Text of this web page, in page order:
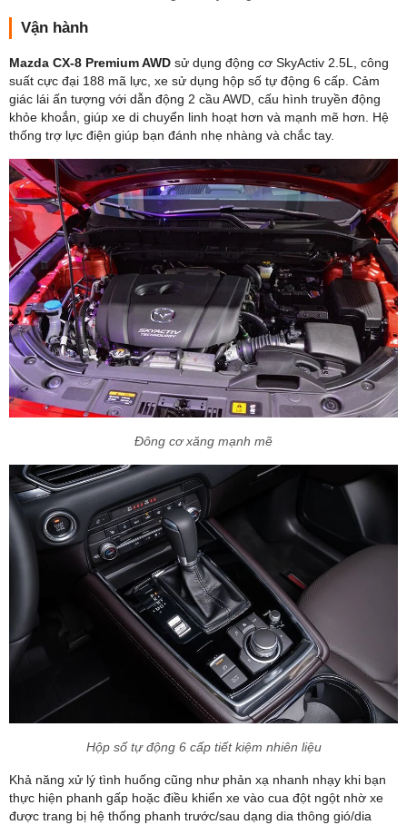
Vận hành
Mazda CX-8 Premium AWD sử dụng động cơ SkyActiv 2.5L, công
suất cực đại 188 mã lực, xe sử dụng hộp số tự động 6 cấp. Cảm
giác lái ấn tượng với dẫn động 2 cầu AWD, cấu hình truyền động
khỏe khoắn, giúp xe di chuyển linh hoạt hơn và mạnh mẽ hơn. Hệ
thống trợ lực điện giúp bạn đánh nhẹ nhàng và chắc tay.
Đông cơ xăng mạnh mẽ
Hộp số tự động 6 cấp tiết kiệm nhiên liệu
Khả năng xử lý tình huống cũng như phản xạ nhanh nhạy khi bạn
thực hiện phanh gấp hoặc điều khiển xe vào cua đột ngột nhờ xe
được trang bị hệ thống phanh trước/sau dạng dia thông gió/dia